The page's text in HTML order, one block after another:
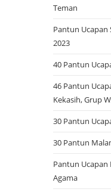
Teman
Pantun Ucapan
2023
40 Pantun
46 Pantun
Kekasih, Grup
30 Pantun
30 Pantun
Pantun Ucapan
Agama